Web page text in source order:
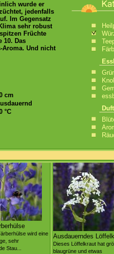
wurde er
jedenfalls
Im Gegensatz
sehr robust
Früchte
10. Das
Aroma. Und nicht
cm
°C
wird eine
sehr
Stau...
Ausdauerndes
Dieses Löffelkraut hat
blaugrüne und etwas